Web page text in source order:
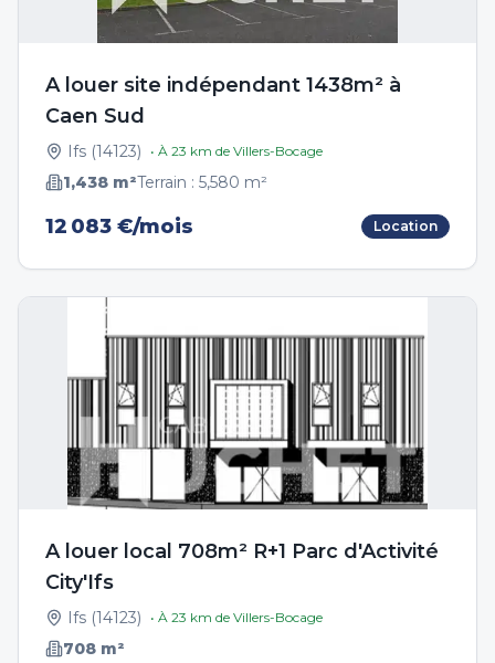
A louer site indépendant 1438m² à
Caen Sud
Ifs (14123) • À 23 km de Villers-Bocage
1,438 m²Terrain : 5,580 m²
12 083 €/mois Location
A louer local 708m² R+1 Parc d'Activité
City'Ifs
Ifs (14123) • À 23 km de Villers-Bocage
708 m²